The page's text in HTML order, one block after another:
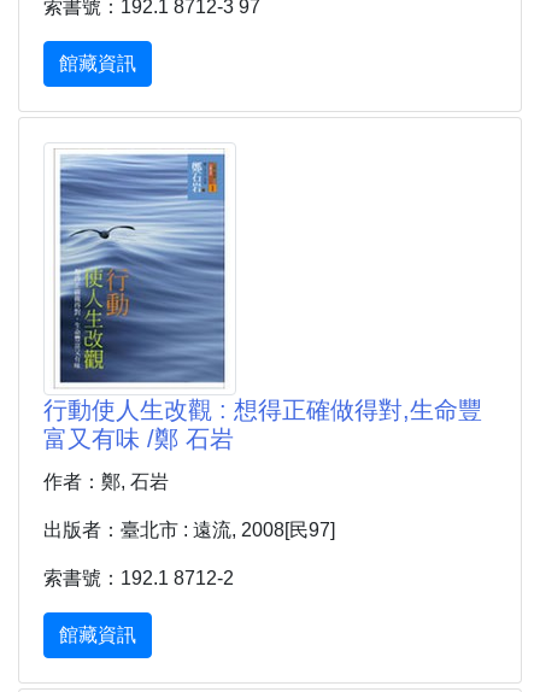
索書號：192.1 8712-3 97
館藏資訊
行動使人生改觀 : 想得正確做得對,生命豐
富又有味 /鄭 石岩
作者：鄭, 石岩
出版者：臺北市 : 遠流, 2008[民97]
索書號：192.1 8712-2
館藏資訊